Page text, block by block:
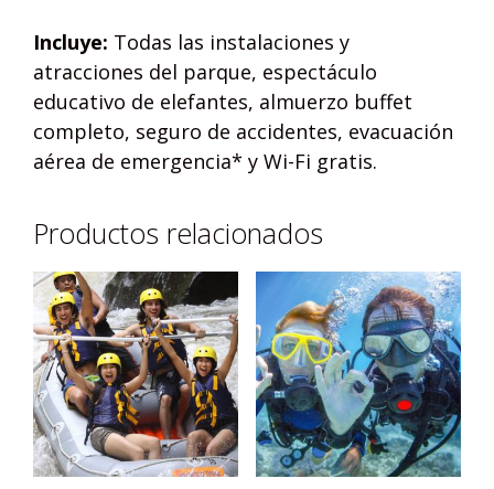
Incluye: Todas las instalaciones y
atracciones del parque, espectáculo
educativo de elefantes, almuerzo buffet
completo, seguro de accidentes, evacuación
aérea de emergencia* y Wi-Fi gratis.
Productos relacionados